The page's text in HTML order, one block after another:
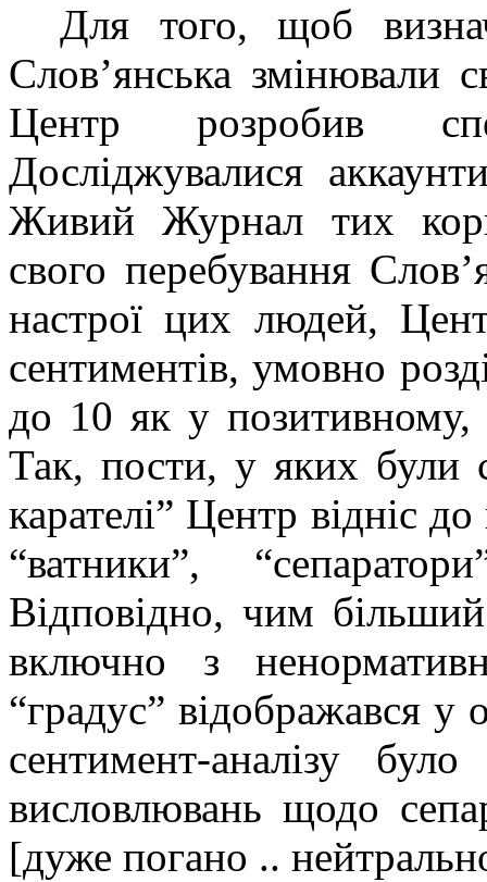
Для того, щоб
Слов’янська змінювали
Центр розробив
Досліджувалися
Живий Журнал тих
свого перебування
настрої цих людей,
сентиментів, умовно
до 10 як у позитивному,
Так, пости, у яких були
карателі” Центр відніс
“ватники”,
Відповідно, чим
включно з
“градус” відображався у
сентимент-аналізу
висловлювань щодо
[дуже погано ..